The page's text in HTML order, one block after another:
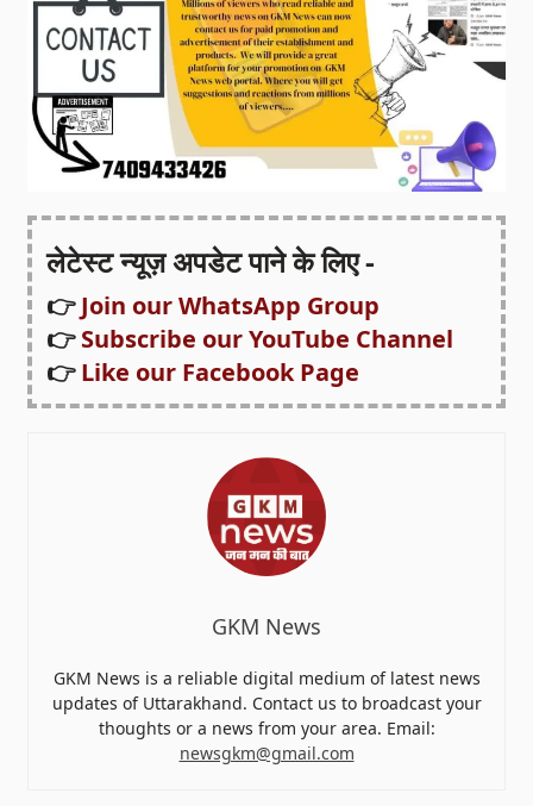
लेटेस्ट न्यूज़ अपडेट पाने के लिए -
👉Join our WhatsApp Group
👉Subscribe our YouTube Channel
👉Like our Facebook Page
GKM News
GKM News is a reliable digital medium of latest news
updates of Uttarakhand. Contact us to broadcast your
thoughts or a news from your area. Email:
newsgkm@gmail.com